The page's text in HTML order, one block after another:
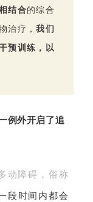
结合的综合
治疗，我们
预训练，以
例外开启了追
动障碍，俗称
段时间内都会